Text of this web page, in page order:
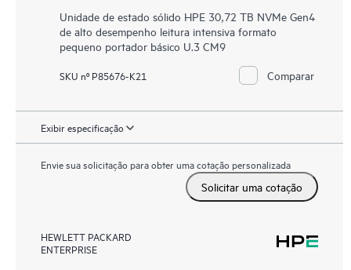
Unidade de estado sólido HPE 30,72 TB NVMe Gen4
de alto desempenho leitura intensiva formato
pequeno portador básico U.3 CM9
SKU nº P85676-K21 Comparar
Exibir especificação
Envie sua solicitação para obter uma cotação personalizada
Solicitar uma cotação
HEWLETT PACKARD
ENTERPRISE